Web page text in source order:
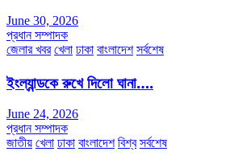
June 30, 2026
প্রধান সম্পাদক
জেলার খবর খেলা ঢাকা বাংলাদেশ সর্বশেষ
ইংল্যান্ডকে রুখে দিলো ঘানা….
June 24, 2026
প্রধান সম্পাদক
জাতীয় খেলা ঢাকা বাংলাদেশ বিশ্ব সর্বশেষ